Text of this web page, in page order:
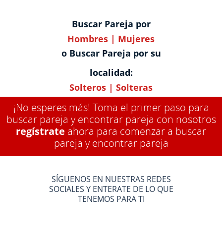
Buscar Pareja por
Hombres | Mujeres
o Buscar Pareja por su
localidad:
Solteros | Solteras
¡No esperes más! Toma el primer paso para
buscar pareja y encontrar pareja con nosotros
regístrate ahora para comenzar a buscar
pareja y encontrar pareja
SÍGUENOS EN NUESTRAS REDES
SOCIALES Y ENTERATE DE LO QUE
TENEMOS PARA TI